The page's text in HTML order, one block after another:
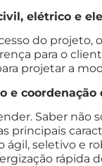
elétrico e
do projeto,
para o
projetar a
e
Saber não
principais
ágil, seletivo e
rápida